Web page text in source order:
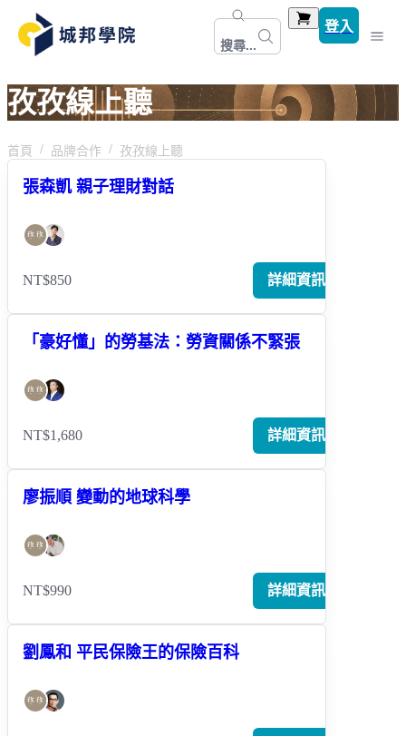
搜尋...
登入
孜孜線上聽
首頁 品牌合作 孜孜線上聽
張森凱 親子理財對話
NT$850 詳細資訊
「豪好懂」的勞基法：勞資關係不緊張
NT$1,680 詳細資訊
廖振順 變動的地球科學
NT$990 詳細資訊
劉鳳和 平民保險王的保險百科